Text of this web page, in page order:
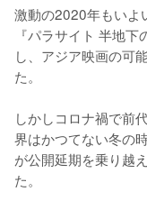
激動の2020年もいよ
『パラサイト 半地
し、アジア映画の可
た。
しかしコロナ禍で前
界はかつてない冬の
が公開延期を乗り越
た。